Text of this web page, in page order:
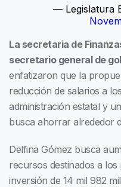
— Legislatura
La secretaria de
secretario general de
enfatizaron que la
reducción de salarios a
administración estatal y
busca ahorrar alrededor
Delfina Gómez busca
recursos destinados a
inversión de 14 mil 982